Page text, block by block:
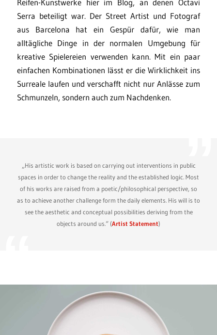
Serra beteiligt war. Der Street Artist und Fotograf
aus Barcelona hat ein Gespür dafür, wie man
alltägliche Dinge in der normalen Umgebung für
kreative Spielereien verwenden kann. Mit ein paar
einfachen Kombinationen lässt er die Wirklichkeit ins
Surreale laufen und verschafft nicht nur Anlässe zum
Schmunzeln, sondern auch zum Nachdenken.
„His artistic work is based on carrying out interventions in public
spaces in order to change the reality and the established logic. Most
of his works are raised from a poetic/philosophical perspective, so
as to achieve another challenge form the daily elements. His will is to
see the aesthetic and conceptual possibilities deriving from the
objects around us.“ (Artist Statement)